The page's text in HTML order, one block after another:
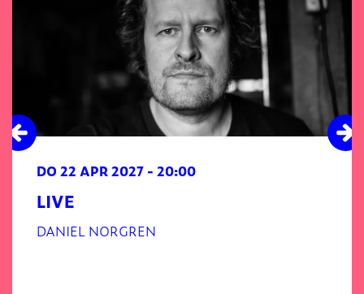
LIVE
DANIEL NORGREN
DO 22 APR 2027 - 20:00